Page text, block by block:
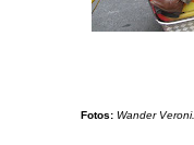
Fotos: Wander Veroni.